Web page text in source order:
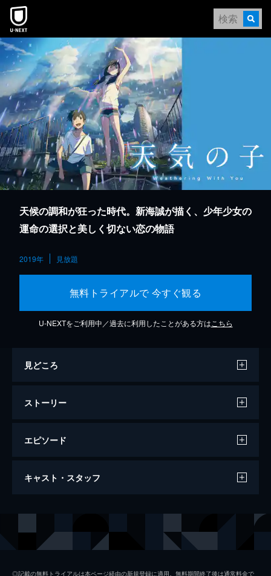
本文へスキップ
天候の調和が狂った時代。新海誠が描く、少年少女の
運命の選択と美しく切ない恋の物語
2019年 見放題
無料トライアルで 今すぐ観る
U-NEXTをご利用中／過去に利用したことがある方は こちら
見どころ
ストーリー
エピソード
天気の子
キャスト・スタッフ
天野陽菜 森七菜
◎記載の無料トライアルは本ページ経由の新規登録に適用。無料期間終了後は通常料金で